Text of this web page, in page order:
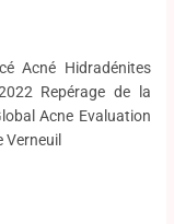
Acné Hidradénites
Repérage de la
Acne Evaluation
Verneuil